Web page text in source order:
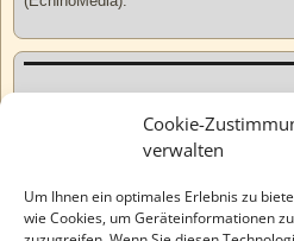
Cookie-
verwalten
Um Ihnen ein optimales Erlebnis zu
wie Cookies, um Geräteinformationen